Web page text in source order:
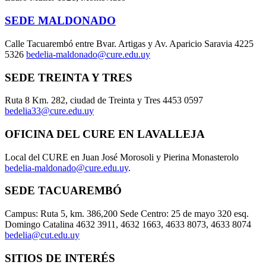
SEDE MALDONADO
Calle Tacuarembó entre Bvar. Artigas y Av. Aparicio Saravia 4225
5326 bedelia-maldonado@cure.edu.uy
SEDE TREINTA Y TRES
Ruta 8 Km. 282, ciudad de Treinta y Tres 4453 0597
bedelia33@cure.edu.uy
OFICINA DEL CURE EN LAVALLEJA
Local del CURE en Juan José Morosoli y Pierina Monasterolo
bedelia-maldonado@cure.edu.uy.
SEDE TACUAREMBÓ
Campus: Ruta 5, km. 386,200 Sede Centro: 25 de mayo 320 esq.
Domingo Catalina 4632 3911, 4632 1663, 4633 8073, 4633 8074
bedelia@cut.edu.uy
SITIOS DE INTERÉS